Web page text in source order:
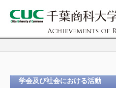
学会及び社会における活動